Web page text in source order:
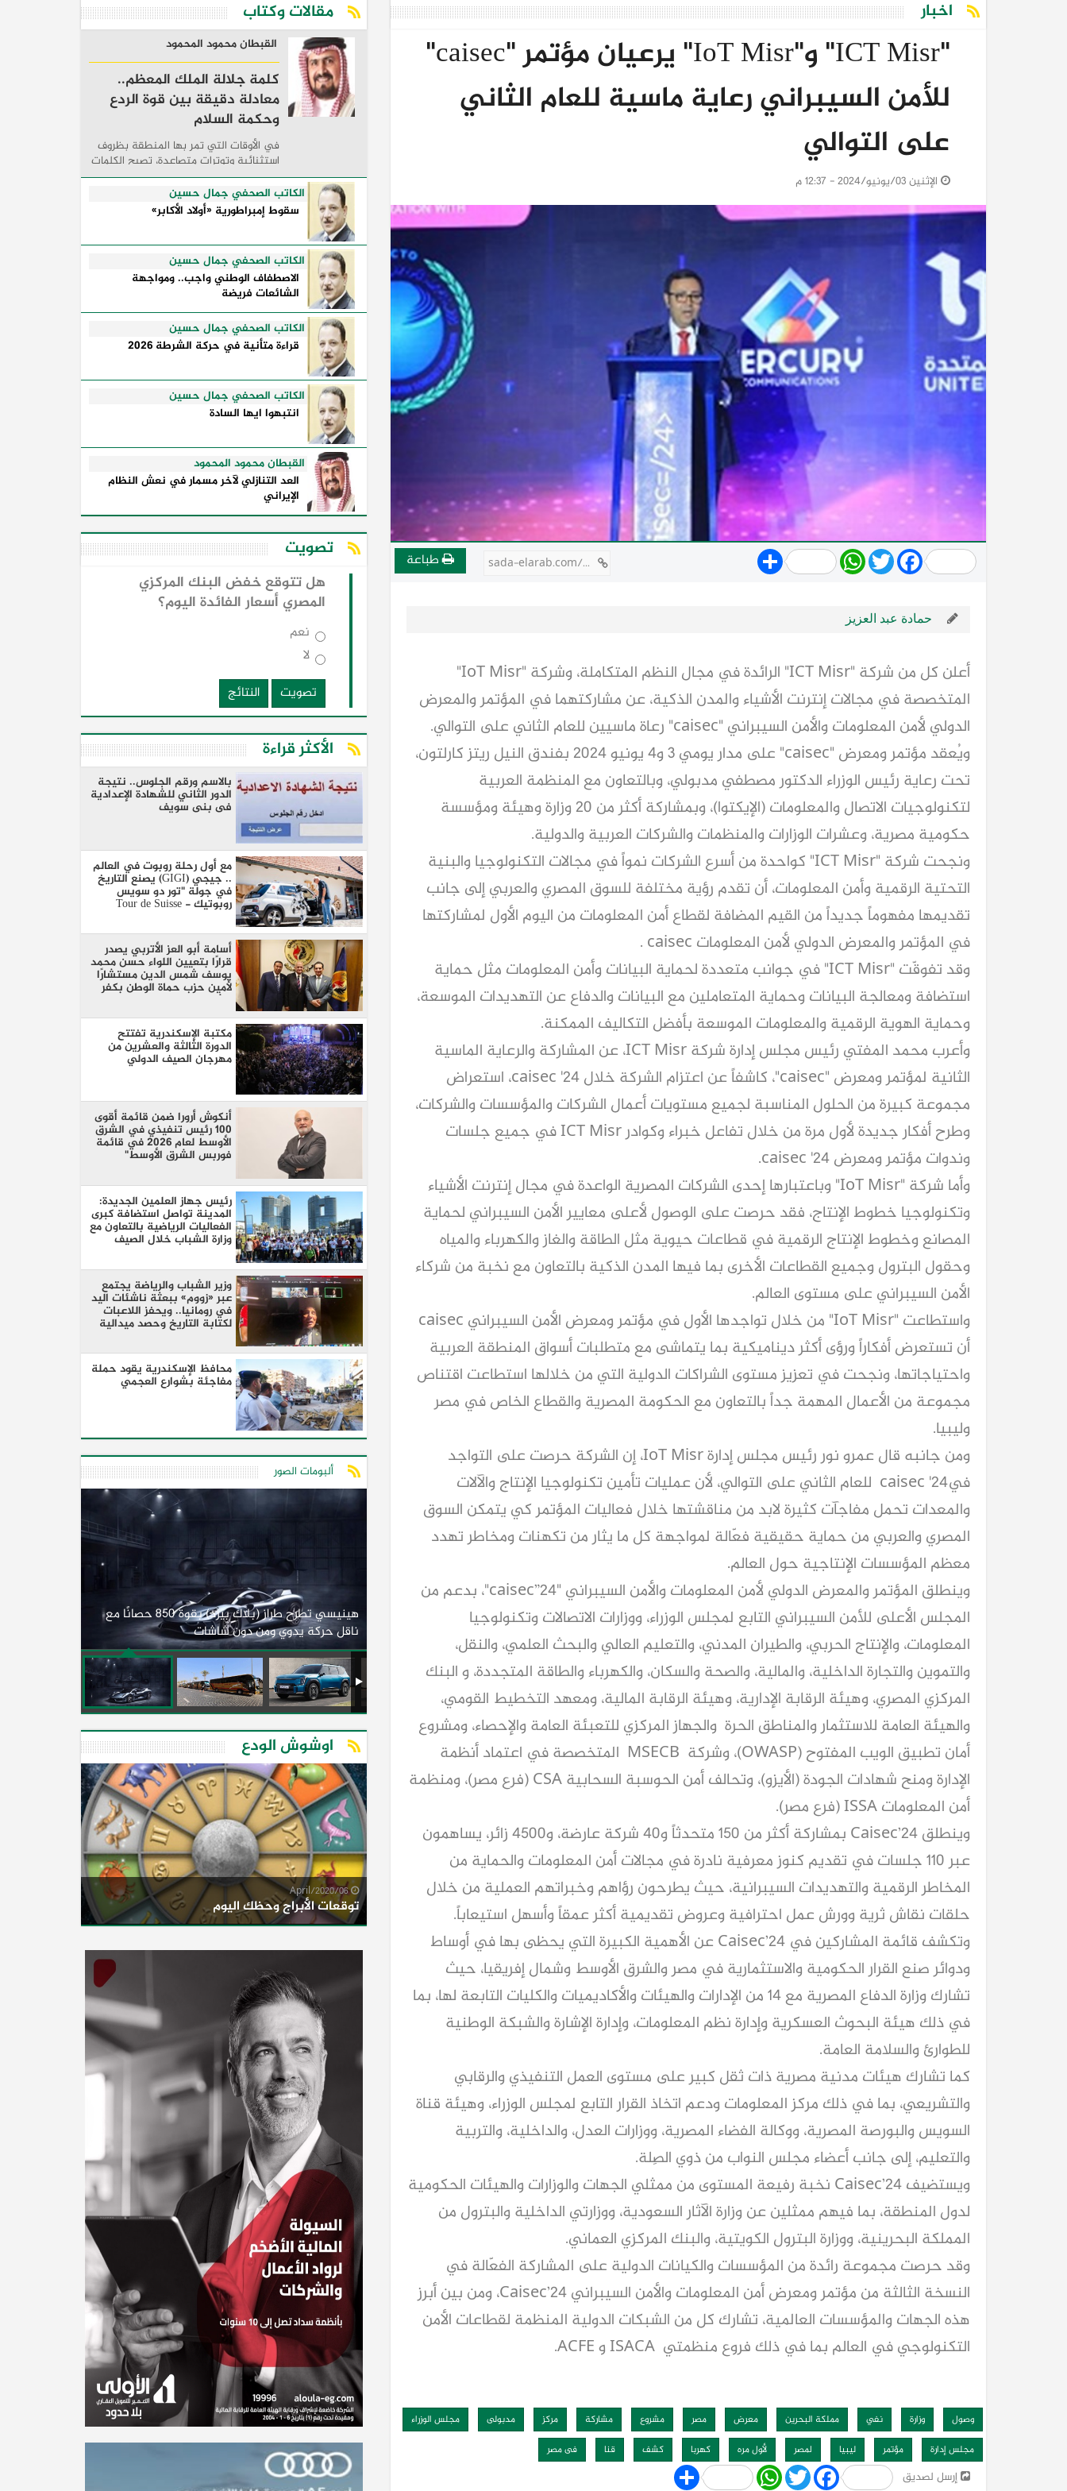
اخبار
"ICT Misr" و"IoT Misr" يرعيان مؤتمر "caisec"
للأمن السيبراني رعاية ماسية للعام الثاني
على التوالي
الإثنين 03/يونيو/2024 - 12:37 م
Share WhatsApp
TwitterFacebook طباعة sada-elarab.com/727420
حمادة عبد العزيز
أعلن كل من شركة "ICT Misr" الرائدة في مجال النظم المتكاملة، وشركة "IoT Misr"
المتخصصة في مجالات إنترنت الأشياء والمدن الذكية، عن مشاركتهما في المؤتمر والمعرض
الدولي لأمن المعلومات والأمن السيبراني "caisec" رعاة ماسيين للعام الثاني على التوالي.
ويُعقد مؤتمر ومعرض "caisec" على مدار يومي 3 و4 يونيو 2024 بفندق النيل ريتز كارلتون،
تحت رعاية رئيس الوزراء الدكتور مصطفي مدبولي، وبالتعاون مع المنظمة العربية
لتكنولوجيات الاتصال والمعلومات (الإيكتوا)، وبمشاركة أكثر من 20 وزارة وهيئة ومؤسسة
حكومية مصرية، وعشرات الوزارات والمنظمات والشركات العربية والدولية.
ونجحت شركة "ICT Misr" كواحدة من أسرع الشركات نمواً في مجالات التكنولوجيا والبنية
التحتية الرقمية وأمن المعلومات، أن تقدم رؤية مختلفة للسوق المصري والعربي إلى جانب
تقديمها مفهوماً جديداً من القيم المضافة لقطاع أمن المعلومات من اليوم الأول لمشاركتها
في المؤتمر والمعرض الدولي لأمن المعلومات caisec .
وقد تفوقّت "ICT Misr" في جوانب متعددة لحماية البيانات وأمن المعلومات مثل حماية
استضافة ومعالجة البيانات وحماية المتعاملين مع البيانات والدفاع عن التهديدات الموسعة،
وحماية الهوية الرقمية والمعلومات الموسعة بأفضل التكاليف الممكنة.
وأعرب محمد المفتي رئيس مجلس إدارة شركة ICT Misr، عن المشاركة والرعاية الماسية
الثانية لمؤتمر ومعرض "caisec"، كاشفاً عن اعتزام الشركة خلال caisec '24، استعراض
مجموعة كبيرة من الحلول المناسبة لجميع مستويات أعمال الشركات والمؤسسات والشركات،
وطرح أفكار جديدة لأول مرة من خلال تفاعل خبراء وكوادر ICT Misr في جميع جلسات
وندوات مؤتمر ومعرض caisec '24.
وأما شركة "IoT Misr" وباعتبارها إحدى الشركات المصرية الواعدة في مجال إنترنت الأشياء
وتكنولوجيا خطوط الإنتاج، فقد حرصت على الوصول لأعلى معايير الأمن السيبراني لحماية
المصانع وخطوط الإنتاج الرقمية في قطاعات حيوية مثل الطاقة والغاز والكهرباء والمياه
وحقول البترول وجميع القطاعات الأخرى بما فيها المدن الذكية بالتعاون مع نخبة من شركاء
الأمن السيبراني على مستوى العالم.
أن تستعرض أفكاراً ورؤى أكثر ديناميكية بما يتماشى مع متطلبات أسواق المنطقة العربية
واحتياجاتها، ونجحت في تعزيز مستوى الشراكات الدولية التي من خلالها استطاعت اقتناص
مجموعة من الأعمال المهمة جداً بالتعاون مع الحكومة المصرية والقطاع الخاص في مصر
وليبيا.
ومن جانبه قال عمرو نور رئيس مجلس إدارة IoT Misr، إن الشركة حرصت على التواجد
فيcaisec '24 للعام الثاني على التوالي، لأن عمليات تأمين تكنولوجيا الإنتاج والآلات
والمعدات تحمل مفاجآت كثيرة لابد من مناقشتها خلال فعاليات المؤتمر كي يتمكن السوق
المصري والعربي من حماية حقيقية فعّالة لمواجهة كل ما يثار من تكهنات ومخاطر تهدد
معظم المؤسسات الإنتاجية حول العالم.
وينطلق المؤتمر والمعرض الدولي لأمن المعلومات والأمن السيبراني "caisec”24"، بدعم من
المجلس الأعلى للأمن السيبراني التابع لمجلس الوزراء، ووزارات الاتصالات وتكنولوجيا
المعلومات، والإنتاج الحربي، والطيران المدني، والتعليم العالي والبحث العلمي، والنقل،
والتموين والتجارة الداخلية، والمالية، والصحة والسكان، والكهرباء والطاقة المتجددة، و البنك
المركزي المصري، وهيئة الرقابة الإدارية، وهيئة الرقابة المالية، ومعهد التخطيط القومي،
والهيئة العامة للاستثمار والمناطق الحرة والجهاز المركزي للتعبئة العامة والإحصاء، ومشروع
أمان تطبيق الويب المفتوح (OWASP)، وشركة MSECB المتخصصة في اعتماد أنظمة
الإدارة ومنح شهادات الجودة (الأيزو)، وتحالف أمن الحوسبة السحابية CSA (فرع مصر)، ومنظمة
أمن المعلومات ISSA (فرع مصر).
وينطلق Caisec’24 بمشاركة أكثر من 150 متحدثاً و40 شركة عارضة، و4500 زائر، يساهمون
عبر 110 جلسات في تقديم كنوز معرفية نادرة في مجالات أمن المعلومات والحماية من
المخاطر الرقمية والتهديدات السيبرانية، حيث يطرحون رؤاهم وخبراتهم العملية من خلال
حلقات نقاش ثرية وورش عمل احترافية وعروض تقديمية أكثر عمقاً وأسهل استيعاباً.
وتكشف قائمة المشاركين في Caisec’24 عن الأهمية الكبيرة التي يحظى بها في أوساط
ودوائر صنع القرار الحكومية والاستثمارية في مصر والشرق الأوسط وشمال إفريقيا، حيث
تشارك وزارة الدفاع المصرية مع 14 من الإدارات والهيئات والأكاديميات والكليات التابعة لها، بما
في ذلك هيئة البحوث العسكرية وإدارة نظم المعلومات، وإدارة الإشارة والشبكة الوطنية
للطوارئ والسلامة العامة.
كما تشارك هيئات مدنية مصرية ذات ثقل كبير على مستوى العمل التنفيذي والرقابي
والتشريعي، بما في ذلك مركز المعلومات ودعم اتخاذ القرار التابع لمجلس الوزراء، وهيئة قناة
السويس والبورصة المصرية، ووكالة الفضاء المصرية، ووزارات العدل، والداخلية، والتربية
والتعليم، إلى جانب أعضاء مجلس النواب من ذوي الصِلة.
ويستضيف Caisec’24 نخبة رفيعة المستوى من ممثلي الجهات والوزارات والهيئات الحكومية
لدول المنطقة، بما فيهم ممثلين عن وزارة الآثار السعودية، ووزارتي الداخلية والبترول من
المملكة البحرينية، ووزارة البترول الكويتية، والبنك المركزي العماني.
وقد حرصت مجموعة رائدة من المؤسسات والكيانات الدولية على المشاركة الفعّالة في
النسخة الثالثة من مؤتمر ومعرض أمن المعلومات والأمن السيبراني Caisec’24، ومن بين أبرز
هذه الجهات والمؤسسات العالمية، تشارك كل من الشبكات الدولية المنظمة لقطاعات الأمن
التكنولوجي في العالم بما في ذلك فروع منظمتي ISACA و ACFE.
وصول وزارة نفي مملكة البحرين معرض مصر مشروع مشاركة مركز مدبولى
مجلس الوزراء
مجلس إدارة
مؤتمر ليبيا لمصر لأول مره كهربا كشف قنا فى مصر
إرسل لصديق Share WhatsApp
Twitter Facebook
مقالات وكتاب
القبطان محمود المحمود
كلمة جلالة الملك المعظم..
معادلة دقيقة بين قوة الردع
وحكمة السلام
في الأوقات التي تمر بها المنطقة بظروف
استثنائية وتوترات متصاعدة، تصبح الكلمات
السياسية أكثر من مجرد مواقف معلنة؛ فهي
تكشف طريقة تفكير الدول، وكيفية إدارتها
للأزمات، والحدود التي تفصل بين القوة ...
الكاتب الصحفي جمال حسين
سقوط إمبراطورية «أولاد الأكابر»
الكاتب الصحفي جمال حسين
الاصطفاف الوطني واجب.. ومواجهة
الشائعات فريضة
الكاتب الصحفي جمال حسين
قراءة متأنية في حركة الشرطة 2026
الكاتب الصحفي جمال حسين
انتبهوا ايها السادة
القبطان محمود المحمود
العد التنازلي لآخر مسمار في نعش النظام
الإيراني
تصويت
هل تتوقع خفض البنك المركزي
المصري أسعار الفائدة اليوم؟
نعم
لا
تصويت
النتائج
الأكثر قراءة
بالاسم ورقم الجلوس.. نتيجة
الدور الثاني للشهادة الإعدادية
فى بنى سويف
مع أول رحلة روبوت في العالم
.. جيجي (GIGI) يصنع التاريخ
في جولة "تور دو سويس
روبوتيك - Tour de Suisse
أسامة أبو العز الأتربي يصدر
قرارًا بتعيين اللواء حسن محمد
يوسف شمس الدين مستشارًا
لأمين حزب حماة الوطن بكفر
الشيخ
مكتبة الإسكندرية تفتتح
الدورة الثالثة والعشرين من
مهرجان الصيف الدولي
أنكوش أرورا ضمن قائمة أقوى
100 رئيس تنفيذي في الشرق
الأوسط لعام 2026 في قائمة
فوربس الشرق الأوسط"
رئيس جهاز العلمين الجديدة:
المدينة تواصل استضافة كبرى
الفعاليات الرياضية بالتعاون مع
وزارة الشباب خلال الصيف
وزير الشباب والرياضة يجتمع
عبر «زووم» ببعثة ناشئات اليد
في رومانيا.. ويحفز اللاعبات
لكتابة التاريخ وحصد ميدالية
محافظ الإسكندرية يقود حملة
مفاجئة بشوارع العجمي
ألبومات الصور
هينيسي تطرح طراز (بلاك بيرد) بقوة 850 حصانًا مع
ناقل حركة يدوي ومن دون شاشات
وزير النقل يدشن 20 أتوبيسًا جديدًا مكيفًا من إنتاج شركة
النصر للسيارات إلى شركة الاتحاد العربي للنقل البري
(السوبرجيت)
كيا EV9 GT للباحثين عن متعة قيادة السيارات الكهربائية
العائلية
اوشوش الودع
06/April/2020
توقعات الأبراج وحظك اليوم